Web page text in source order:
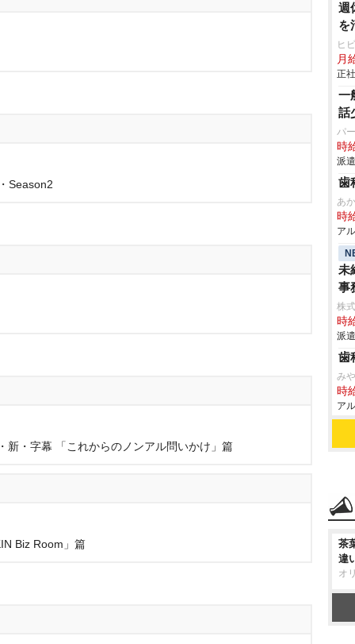
Season2
新・字幕 「これからのノンアル問いかけ」篇
Biz Room」篇
週
を
ヒ
月
正
一
話
パ
時
派
歯
あ
時
ア
未
事
株
時
派
歯
み
時
ア
茶
違
オ